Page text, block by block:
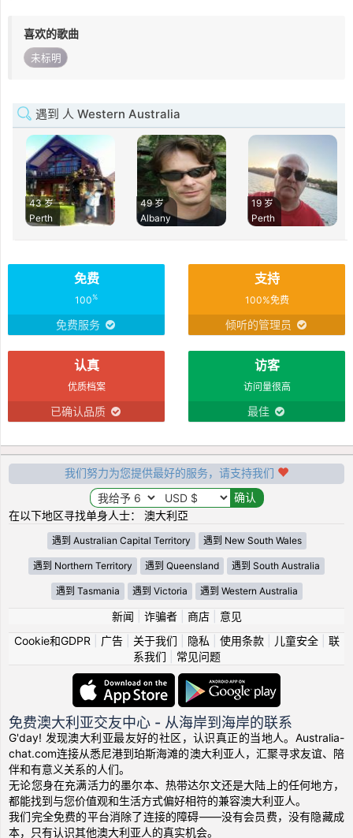
喜欢的歌曲
未标明
遇到 人 Western Australia
43 岁
Perth
49 岁
Albany
19 岁
Perth
免费
100%
免费服务
支持
100%免费
倾听的管理员
认真
优质档案
已确认品质
访客
访问量很高
最佳
我们努力为您提供最好的服务，请支持我们
在以下地区寻找单身人士： 澳大利亞
遇到 Australian Capital Territory 遇到 New South Wales
遇到 Northern Territory 遇到 Queensland 遇到 South Australia
遇到 Tasmania 遇到 Victoria 遇到 Western Australia
新闻 诈骗者| 商店| 意见
Cookie和GDPR
广告| 关于我们 隐私 使用条款| 儿童安全| 联
系我们
常见问题
免费澳大利亚交友中心 - 从海岸到海岸的联系
G'day! 发现澳大利亚最友好的社区，认识真正的当地人。Australia-
chat.com连接从悉尼港到珀斯海滩的澳大利亚人，汇聚寻求友谊、陪
伴和有意义关系的人们。
无论您身在充满活力的墨尔本、热带达尔文还是大陆上的任何地方，
都能找到与您价值观和生活方式偏好相符的兼容澳大利亚人。
我们完全免费的平台消除了连接的障碍——没有会员费，没有隐藏成
本，只有认识其他澳大利亚人的真实机会。